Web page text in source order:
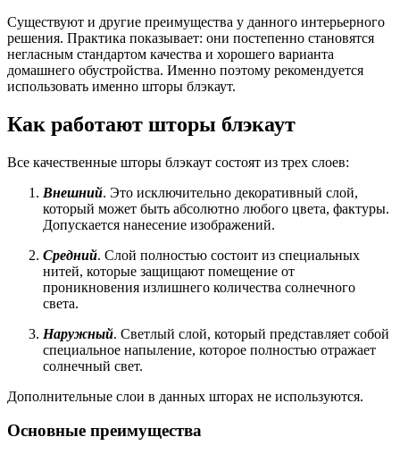
Существуют и другие преимущества у данного интерьерного
решения. Практика показывает: они постепенно становятся
негласным стандартом качества и хорошего варианта
домашнего обустройства. Именно поэтому рекомендуется
использовать именно шторы блэкаут.
Как работают шторы блэкаут
Все качественные шторы блэкаут состоят из трех слоев:
Внешний. Это исключительно декоративный слой,
который может быть абсолютно любого цвета, фактуры.
Допускается нанесение изображений.
Средний. Слой полностью состоит из специальных
нитей, которые защищают помещение от
проникновения излишнего количества солнечного
света.
Наружный. Светлый слой, который представляет собой
специальное напыление, которое полностью отражает
солнечный свет.
Дополнительные слои в данных шторах не используются.
Основные преимущества